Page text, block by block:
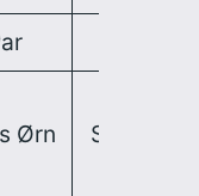
Ørn Stor